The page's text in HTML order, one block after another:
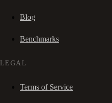
Blog
Benchmarks
LEGAL
Terms of Service